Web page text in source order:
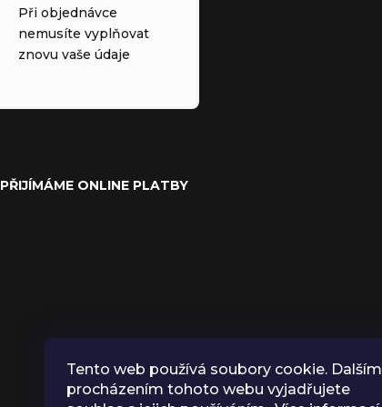
Tento web používá soubory cookie. Dalším
procházením tohoto webu vyjadřujete
Při objednávce
nemusíte vyplňovat
znovu vaše údaje
PŘIJÍMÁME ONLINE PLATBY